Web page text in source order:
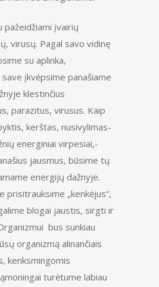
pažeidžiami įvairių
virusų. Pagal savo vidinę
su aplinka,
įkvėpsime panašiame
klestinčius
parazitus, virusus. Kaip
kerštas, nusivylimas-
energiniai virpesiai,-
jausmus, būsime tų
energijų dažnyje.
prisitrauksime „kenkėjus“,
blogai jaustis, sirgti ir
bus sunkiau
organizmą alinančiais
kenksmingomis
turėtume labiau